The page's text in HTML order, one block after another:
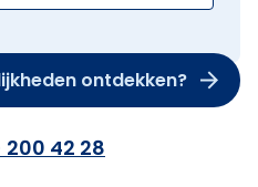
ontdekken?
42 28